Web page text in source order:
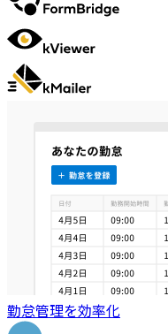
勤怠管理を効率化